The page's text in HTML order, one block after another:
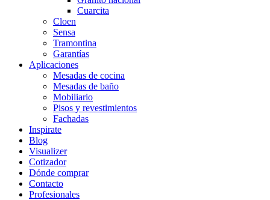
Cuarcita
Cloen
Sensa
Tramontina
Garantías
Aplicaciones
Mesadas de cocina
Mesadas de baño
Mobiliario
Pisos y revestimientos
Fachadas
Inspirate
Blog
Visualizer
Cotizador
Dónde comprar
Contacto
Profesionales